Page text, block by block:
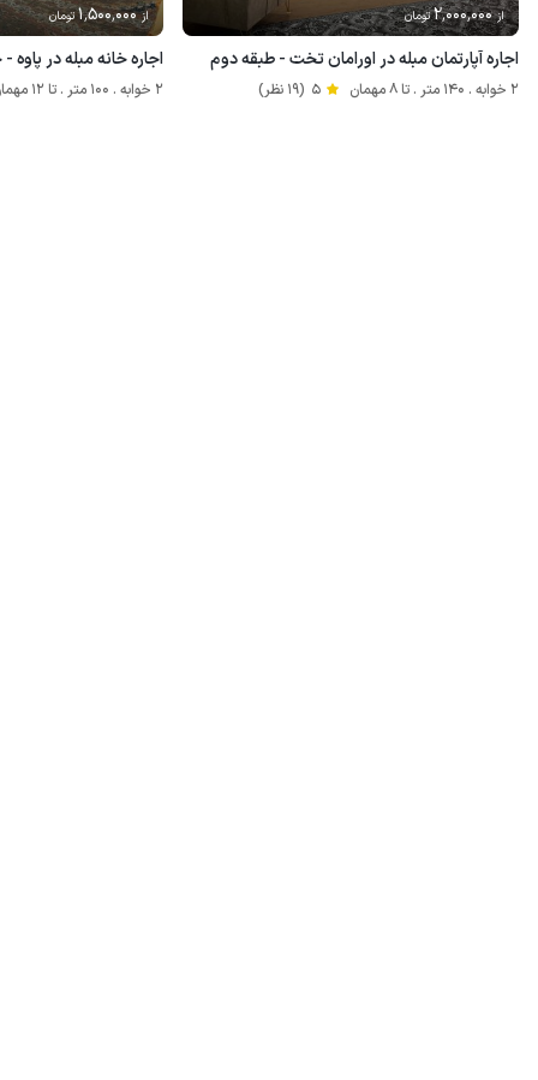
از 2٬000٬000تومان
اجاره آپارتمان مبله در اورامان تخت - طبقه دوم
2 خوابه . 140 متر . تا 8 مهمان 5 (19 نظر)
از 1٬500٬000تومان
اجاره خانه مبله در پاوه -
2 خوابه . 100 متر . تا 12 مهمان